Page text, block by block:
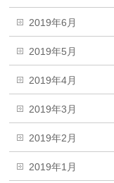
2019年6月
2019年5月
2019年4月
2019年3月
2019年2月
2019年1月